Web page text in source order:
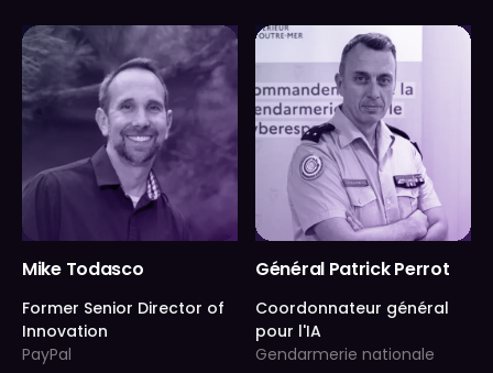
Mike Todasco
Former Senior Director of
Innovation
PayPal
Général Patrick Perrot
Coordonnateur général
pour l'IA
Gendarmerie nationale